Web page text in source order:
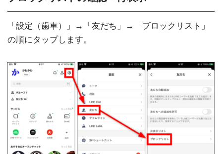
「設定（歯車）」→「友だち」→「ブロックリスト」
の順にタップします。